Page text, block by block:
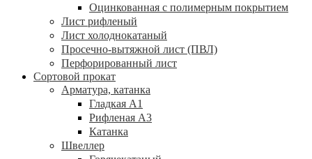
Оцинкованная с полимерным покрытием
Лист рифленый
Лист холоднокатаный
Просечно-вытяжной лист (ПВЛ)
Перфорированный лист
Сортовой прокат
Арматура, катанка
Гладкая А1
Рифленая А3
Катанка
Швеллер